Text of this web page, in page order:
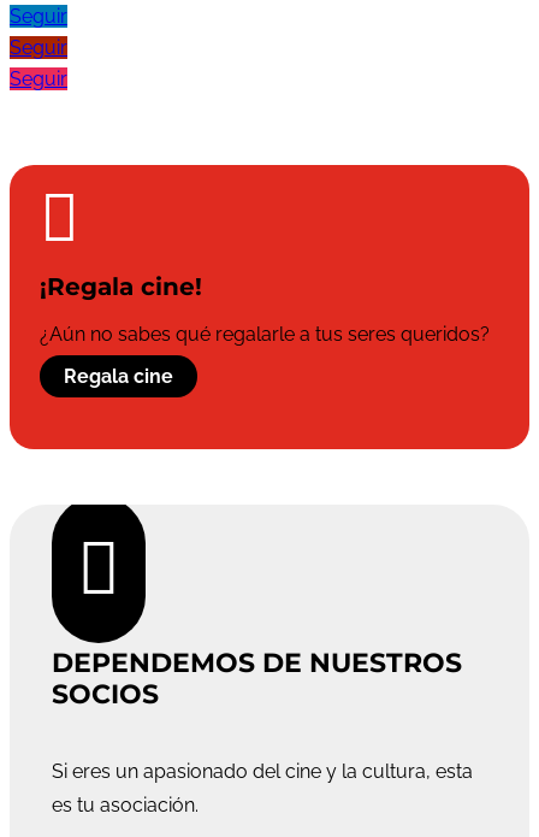
Seguir
Seguir
Seguir

¡Regala cine!
¿Aún no sabes qué regalarle a tus seres queridos?
Regala cine

DEPENDEMOS DE NUESTROS
SOCIOS
Si eres un apasionado del cine y la cultura, esta
es tu asociación.